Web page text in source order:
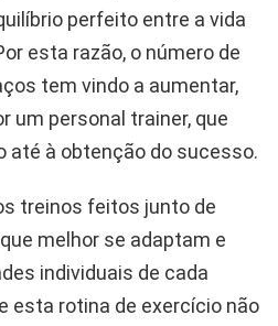
perfeito entre a vida
esta razão, o número de
tem vindo a aumentar,
um personal trainer, que
até à obtenção do sucesso.
treinos feitos junto de
melhor se adaptam e
individuais de cada
esta rotina de exercício não